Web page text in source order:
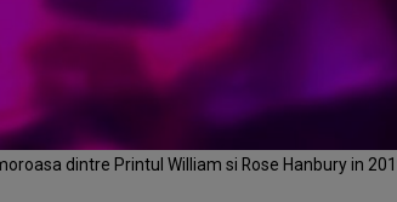
dintre Printul William si Rose Hanbury in